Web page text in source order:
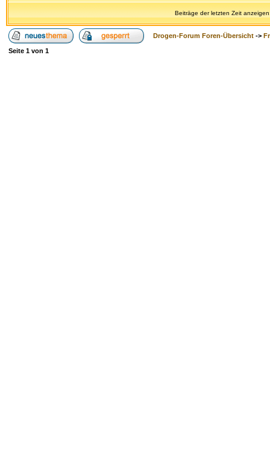
Beiträge der letzten Zeit
Drogen-Forum Foren-Übersicht ->
Seite 1 von 1